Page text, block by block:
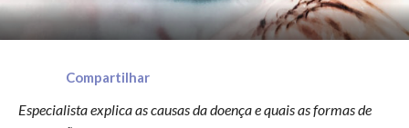
Compartilhar
Especialista explica as causas da doença e quais as formas de